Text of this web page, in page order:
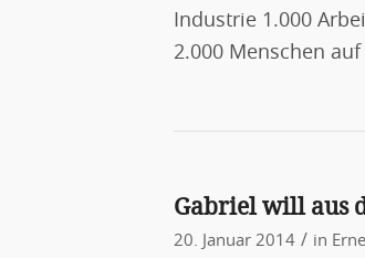
Industrie 1.000
2.000 Menschen auf
Gabriel will aus
20. Januar 2014 / in